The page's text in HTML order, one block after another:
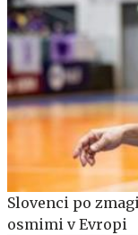
Slovenci po
osmimi v Evropi